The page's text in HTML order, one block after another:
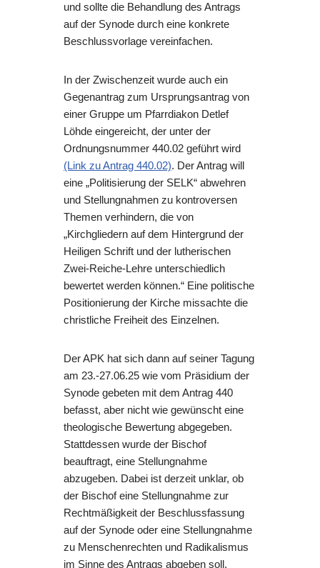
und sollte die Behandlung des Antrags
auf der Synode durch eine konkrete
Beschlussvorlage vereinfachen.
In der Zwischenzeit wurde auch ein
Gegenantrag zum Ursprungsantrag von
einer Gruppe um Pfarrdiakon Detlef
Löhde eingereicht, der unter der
Ordnungsnummer 440.02 geführt wird
(Link zu Antrag 440.02). Der Antrag will
eine „Politisierung der SELK“ abwehren
und Stellungnahmen zu kontroversen
Themen verhindern, die von
„Kirchgliedern auf dem Hintergrund der
Heiligen Schrift und der lutherischen
Zwei-Reiche-Lehre unterschiedlich
bewertet werden können.“ Eine politische
Positionierung der Kirche missachte die
christliche Freiheit des Einzelnen.
Der APK hat sich dann auf seiner Tagung
am 23.-27.06.25 wie vom Präsidium der
Synode gebeten mit dem Antrag 440
befasst, aber nicht wie gewünscht eine
theologische Bewertung abgegeben.
Stattdessen wurde der Bischof
beauftragt, eine Stellungnahme
abzugeben. Dabei ist derzeit unklar, ob
der Bischof eine Stellungnahme zur
Rechtmäßigkeit der Beschlussfassung
auf der Synode oder eine Stellungnahme
zu Menschenrechten und Radikalismus
im Sinne des Antrags abgeben soll.